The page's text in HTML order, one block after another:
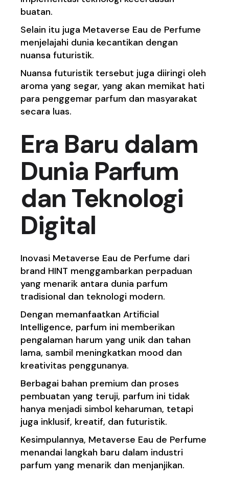
buatan.
Selain itu juga Metaverse Eau de Perfume
menjelajahi dunia kecantikan dengan
nuansa futuristik.
Nuansa futuristik tersebut juga diiringi oleh
aroma yang segar, yang akan memikat hati
para penggemar parfum dan masyarakat
secara luas.
Era Baru dalam
Dunia Parfum
dan Teknologi
Digital
Inovasi Metaverse Eau de Perfume dari
brand HINT menggambarkan perpaduan
yang menarik antara dunia parfum
tradisional dan teknologi modern.
Dengan memanfaatkan Artificial
Intelligence, parfum ini memberikan
pengalaman harum yang unik dan tahan
lama, sambil meningkatkan mood dan
kreativitas penggunanya.
Berbagai bahan premium dan proses
pembuatan yang teruji, parfum ini tidak
hanya menjadi simbol keharuman, tetapi
juga inklusif, kreatif, dan futuristik.
Kesimpulannya, Metaverse Eau de Perfume
menandai langkah baru dalam industri
parfum yang menarik dan menjanjikan.